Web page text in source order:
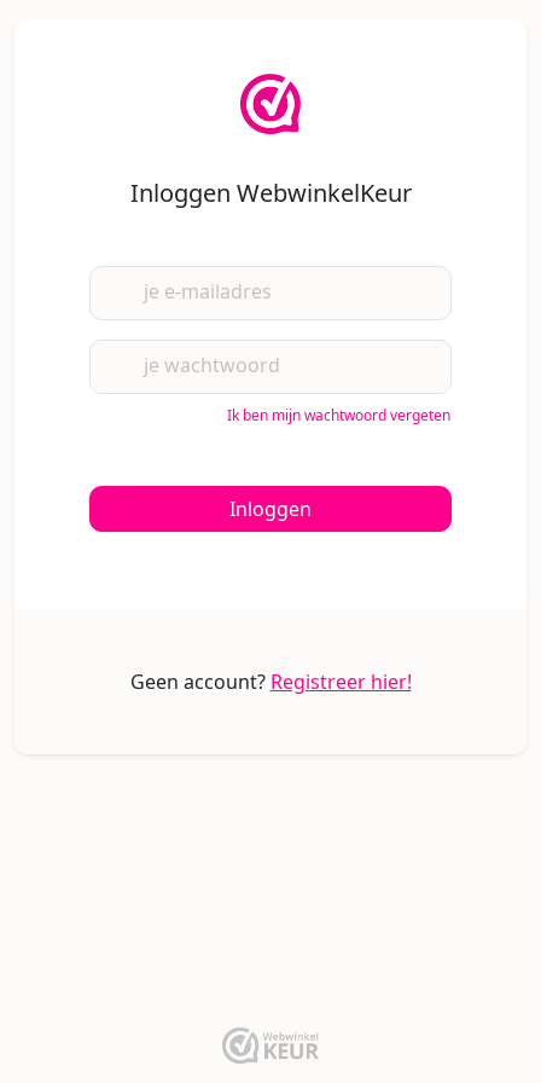
Inloggen WebwinkelKeur
je e-mailadres
je wachtwoord
Ik ben mijn wachtwoord vergeten
Inloggen
Geen account? Registreer hier!